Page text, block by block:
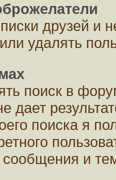
друзей и
удалять
поиск в
дает
поиска я
сообщения и